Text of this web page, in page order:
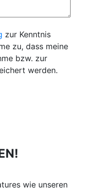
zur Kenntnis
zu, dass meine
bzw. zur
werden.
wie unseren